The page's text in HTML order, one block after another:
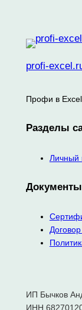
profi-
Профи в
Разделы
Личный
Документы
ИП Бычков
ИНН